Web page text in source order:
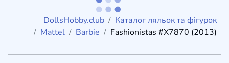
DollsHobby.club
Каталог ляльок та фігурок
Mattel
Barbie Fashionistas #X7870 (2013)